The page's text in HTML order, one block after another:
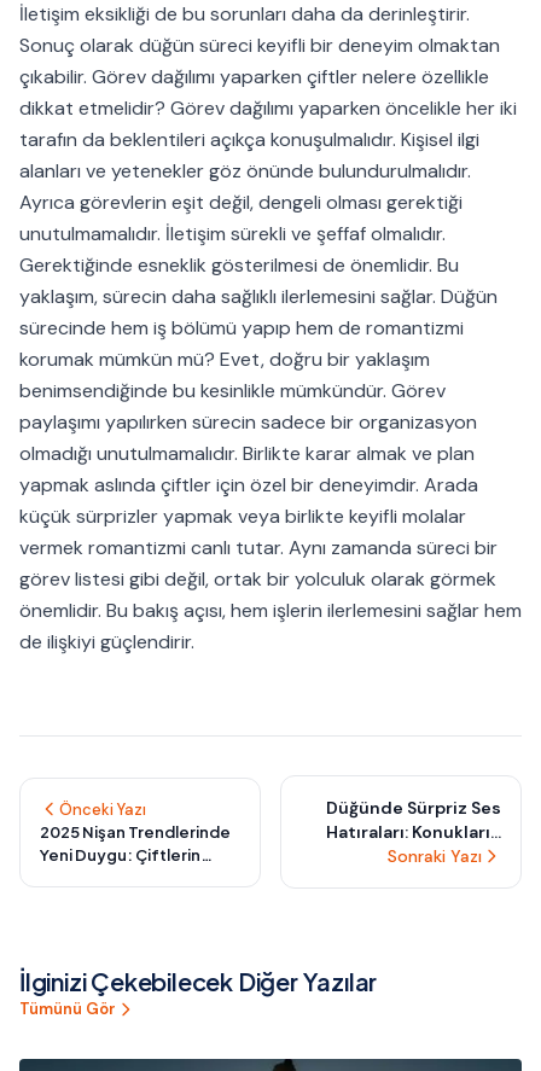
İletişim eksikliği de bu sorunları daha da derinleştirir.
Sonuç olarak düğün süreci keyifli bir deneyim olmaktan
çıkabilir. Görev dağılımı yaparken çiftler nelere özellikle
dikkat etmelidir? Görev dağılımı yaparken öncelikle her iki
tarafın da beklentileri açıkça konuşulmalıdır. Kişisel ilgi
alanları ve yetenekler göz önünde bulundurulmalıdır.
Ayrıca görevlerin eşit değil, dengeli olması gerektiği
unutulmamalıdır. İletişim sürekli ve şeffaf olmalıdır.
Gerektiğinde esneklik gösterilmesi de önemlidir. Bu
yaklaşım, sürecin daha sağlıklı ilerlemesini sağlar. Düğün
sürecinde hem iş bölümü yapıp hem de romantizmi
korumak mümkün mü? Evet, doğru bir yaklaşım
benimsendiğinde bu kesinlikle mümkündür. Görev
paylaşımı yapılırken sürecin sadece bir organizasyon
olmadığı unutulmamalıdır. Birlikte karar almak ve plan
yapmak aslında çiftler için özel bir deneyimdir. Arada
küçük sürprizler yapmak veya birlikte keyifli molalar
vermek romantizmi canlı tutar. Aynı zamanda süreci bir
görev listesi gibi değil, ortak bir yolculuk olarak görmek
önemlidir. Bu bakış açısı, hem işlerin ilerlemesini sağlar hem
de ilişkiyi güçlendirir.
Önceki Yazı
2025 Nişan Trendlerinde
Yeni Duygu: Çiftlerin
Sonraki Yazı
Düğünde Sürpriz Ses
Hatıraları: Konukların
Kendi Sesleriyle Oluşan
İlginizi Çekebilecek Diğer Yazılar
Tümünü Gör